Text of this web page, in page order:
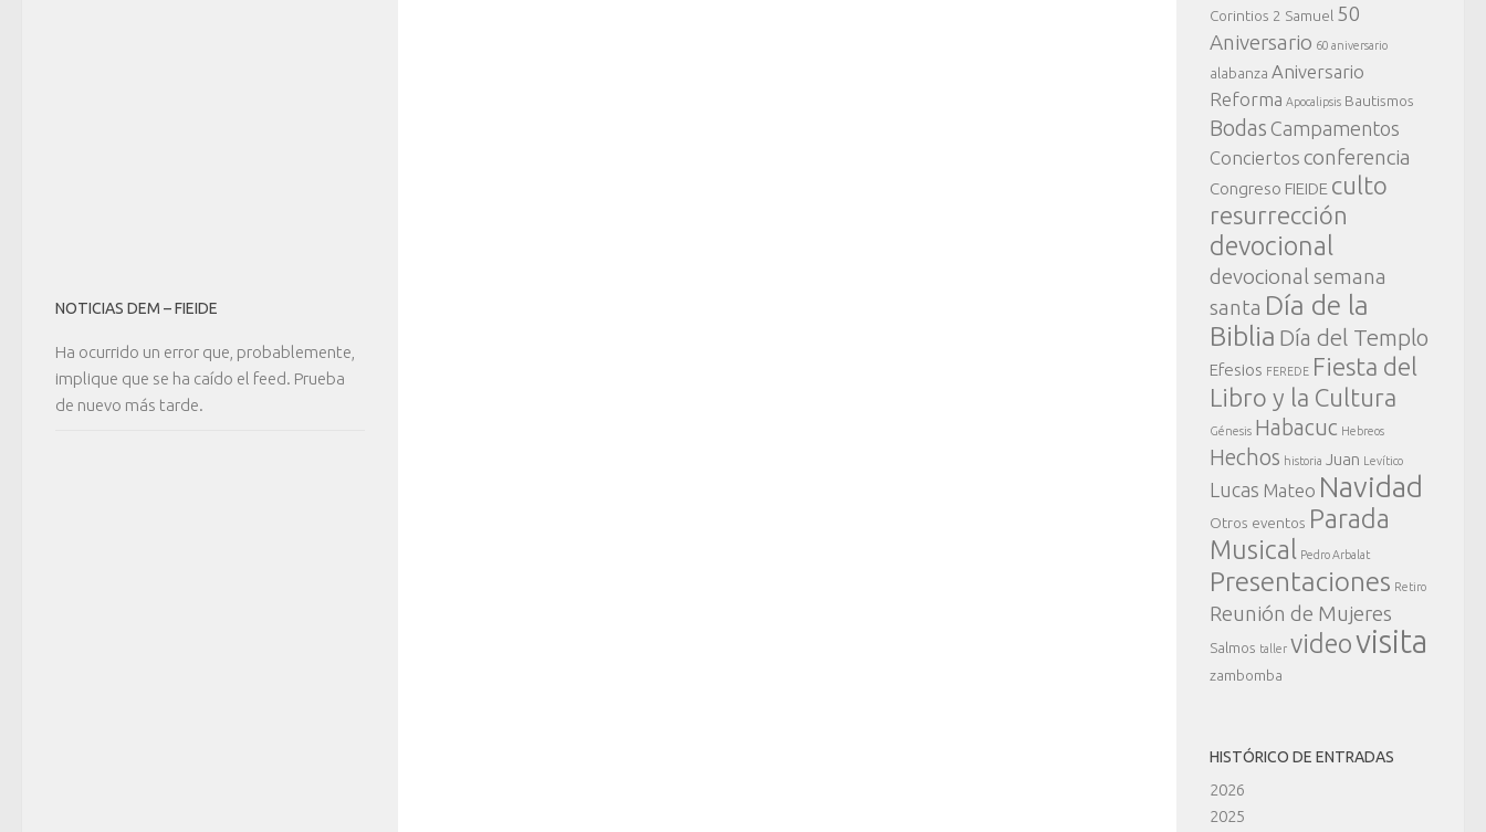
NOTICIAS DEM – FIEIDE
Ha ocurrido un error que, probablemente,
implique que se ha caído el feed. Prueba
de nuevo más tarde.
Corintios 2 Samuel 50
Aniversario 60 aniversario
alabanza Aniversario
Reforma Apocalipsis Bautismos
Bodas Campamentos
Conciertos conferencia
Congreso FIEIDE culto
resurrección
devocional
devocional semana
santa Día de la
Biblia Día del Templo
Efesios FEREDE Fiesta del
Libro y la Cultura
Génesis Habacuc Hebreos
Hechos historia Juan Levítico
Lucas Mateo Navidad
Otros eventos Parada
Musical
Pedro Arbalat
Presentaciones Retiro
Reunión de Mujeres
Salmos taller videovisita
zambomba
HISTÓRICO DE ENTRADAS
2026
2025